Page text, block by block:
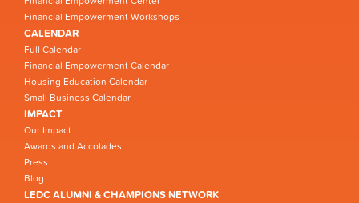
Financial Empowerment Workshops
CALENDAR
Full Calendar
Financial Empowerment Calendar
Housing Education Calendar
Small Business Calendar
IMPACT
Our Impact
Awards and Accolades
Press
Blog
LEDC ALUMNI & CHAMPIONS NETWORK